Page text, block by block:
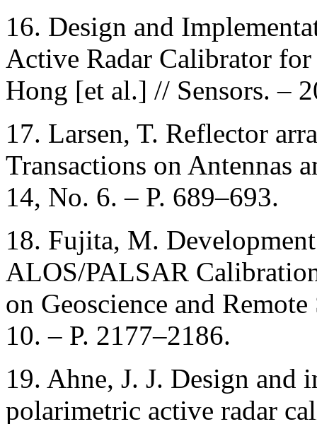
16. Design and
Active Radar Calibrator
Hong [et al.] // Sensors. –
17. Larsen, T. Reflector
Transactions on Antennas
14, No. 6. – P. 689–693.
18. Fujita, M.
ALOS/PALSAR
on Geoscience and
10. – P. 2177–2186.
19. Ahne, J. J. Design and
polarimetric active radar